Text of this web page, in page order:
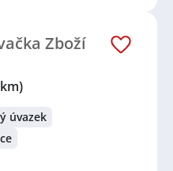
Zboží
úvazek